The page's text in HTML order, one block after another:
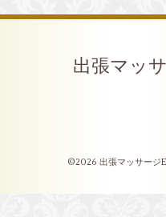
出張マッ
©2026 出張マッサージ